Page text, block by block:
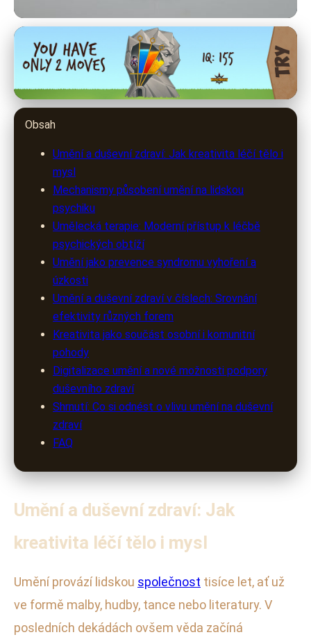
por-art.cz
Umění jako lék na duši: Proč je
kreativita klíčem k zdraví
5. 3. 2026
Obsah
Umění a duševní zdraví: Jak kreativita léčí tělo i
mysl
Mechanismy působení umění na lidskou
psychiku
Umělecká terapie: Moderní přístup k léčbě
psychických obtíží
Umění jako prevence syndromu vyhoření a
úzkosti
Umění a duševní zdraví v číslech: Srovnání
efektivity různých forem
Kreativita jako součást osobní i komunitní
pohody
Digitalizace umění a nové možnosti podpory
duševního zdraví
Shrnutí: Co si odnést o vlivu umění na duševní
zdraví
FAQ
Umění a duševní zdraví: Jak
kreativita léčí tělo i mysl
Umění provází lidskou společnost tisíce let, ať už
ve formě malby, hudby, tance nebo literatury. V
posledních dekádách ovšem věda začíná